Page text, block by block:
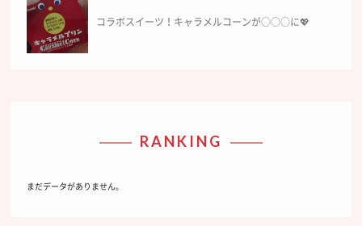
コラボスイーツ！キャラメルコーンが○○○に💖
RANKING
まだデータがありません。